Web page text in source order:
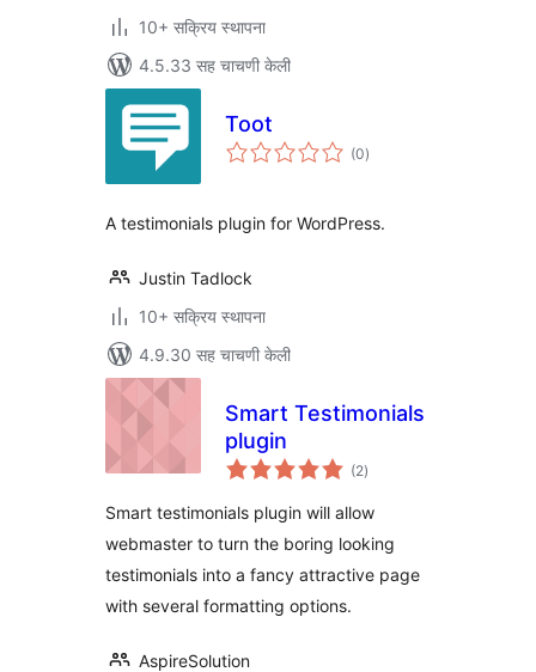
10+ सक्रिय स्थापना
4.5.33 सह चाचणी केली
Toot
(0एकूण
मूल्यांकन
)
A testimonials plugin for WordPress.
Justin Tadlock
10+ सक्रिय स्थापना
4.9.30 सह चाचणी केली
Smart Testimonials
plugin
(2एकूण
मूल्यांकन
)
Smart testimonials plugin will allow
webmaster to turn the boring looking
testimonials into a fancy attractive page
with several formatting options.
AspireSolution